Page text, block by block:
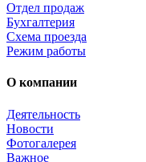
Отдел продаж
Бухгалтерия
Схема проезда
Режим работы
О компании
Деятельность
Новости
Фотогалерея
Важное